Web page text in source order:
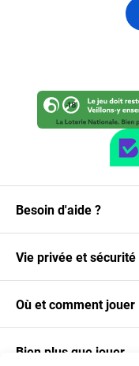
Besoin d'aide ?
Vie privée et sécurité
Où et comment jouer
Bien plus que jouer